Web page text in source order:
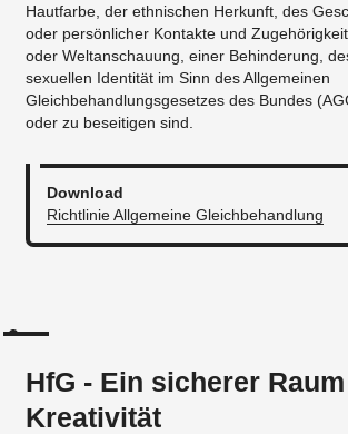
Hautfarbe, der ethnischen Herkunft, des
oder persönlicher Kontakte und
oder Weltanschauung, einer Behinderung,
sexuellen Identität im Sinn des Allgemeinen
Gleichbehandlungsgesetzes des Bundes
oder zu beseitigen sind.
Download
Richtlinie Allgemeine Gleichbehandlung
HfG - Ein sicherer
Kreativität